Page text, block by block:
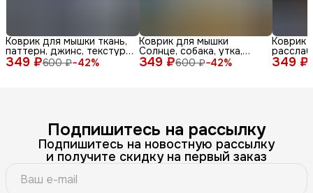
349 ₽600 ₽−42%
Коврик для мышки ткань,
паттерн, джинс, текстура,
синий, бел 349 ₽600 ₽−42%
Коврик для мышки
Солнце, собака, утка,
очки, море, доска, ле 349 ₽
Коврик
Подпишитесь на рассылку
Подпишитесь на новостную рассылку
и получите скидку на первый заказ